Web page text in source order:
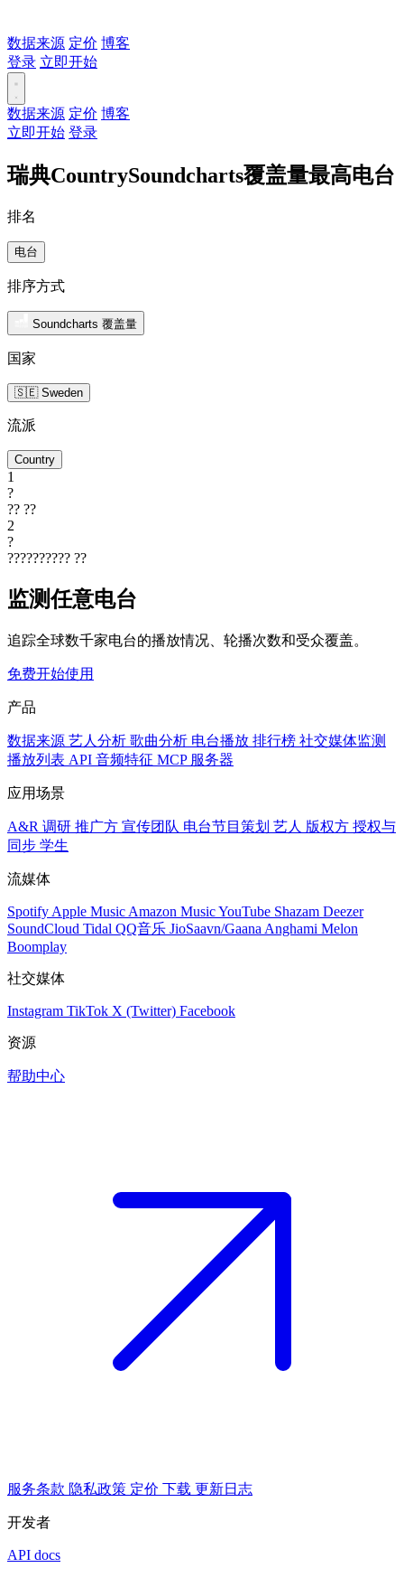
数据来源 定价 博客
登录 立即开始
数据来源 定价 博客
立即开始 登录
瑞典CountrySoundcharts覆盖量最高电台
排名
电台
排序方式
Soundcharts 覆盖量
国家
🇸🇪 Sweden
流派
Country
1
?
?? ??
2
?
?????????? ??
监测任意电台
追踪全球数千家电台的播放情况、轮播次数和受众覆盖。
免费开始使用
产品
数据来源 艺人分析 歌曲分析 电台播放 排行榜 社交媒体监测
播放列表 API 音频特征 MCP 服务器
应用场景
A&R 调研 推广方 宣传团队 电台节目策划 艺人 版权方 授权与
同步 学生
流媒体
Spotify Apple Music Amazon MusicYouTube Shazam Deezer
SoundCloud Tidal QQ音乐 JioSaavn/Gaana Anghami Melon
Boomplay
社交媒体
Instagram TikTok X (Twitter) Facebook
资源
帮助中心
服务条款 隐私政策 定价 下载 更新日志
开发者
API docs